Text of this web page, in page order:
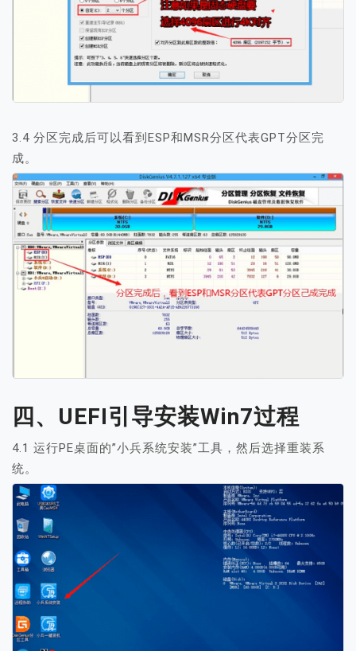
3.4 分区完成后可以看到ESP和MSR分区代表GPT分区完
成。
四、UEFI引导安装Win7过程
4.1 运行PE桌面的”小兵系统安装”工具，然后选择重装系
统。